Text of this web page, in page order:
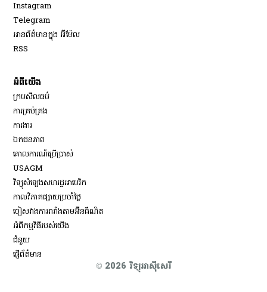
Instagram
Telegram
អានព័ត៌មានក្នុង អ៊ីម៉ែល
RSS
អំពីយើង
ក្រមសីលធម៌
ការគ្រប់គ្រង
ការងារ
ឯកជនភាព
គោលការណ៍ប្រើប្រាស់
USAGM
វិទ្យុសំឡេងសហរដ្ឋអាមេរិក
កាលវិភាគផ្សាយប្រចាំថ្ងៃ
ចៀសវាង​ការរារាំង​តាម​អ៊ីនធឺណិត
អំពីកម្មវិធីរបស់យើង
ជំនួយ
ផ្ញើព័ត៌មាន
© 2026 វិទ្យុអាស៊ីសេរី